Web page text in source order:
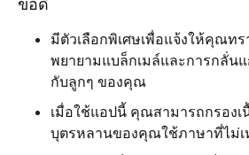
มีตัวเลือกพิเศษเพื่อแจ้งให้คุณทร
พยายามแบล็กเมล์และการกลั่น
กับลูกๆ ของคุณ
เมื่อใช้แอปนี้ คุณสามารถกรอง
บุตรหลานของคุณใช้ภาษาที่ไม่